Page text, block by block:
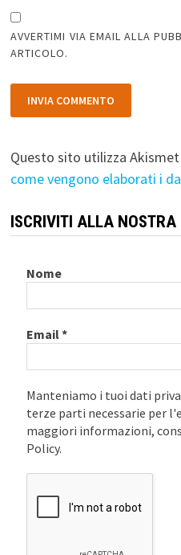
AVVERTIMI VIA EMAIL ALLA
ARTICOLO.
Questo sito utilizza
come vengono elaborati i
ISCRIVITI ALLA NOSTRA
Nome
Email*
Manteniamo i tuoi dati
terze parti necessarie per
maggiori informazioni,
Policy.